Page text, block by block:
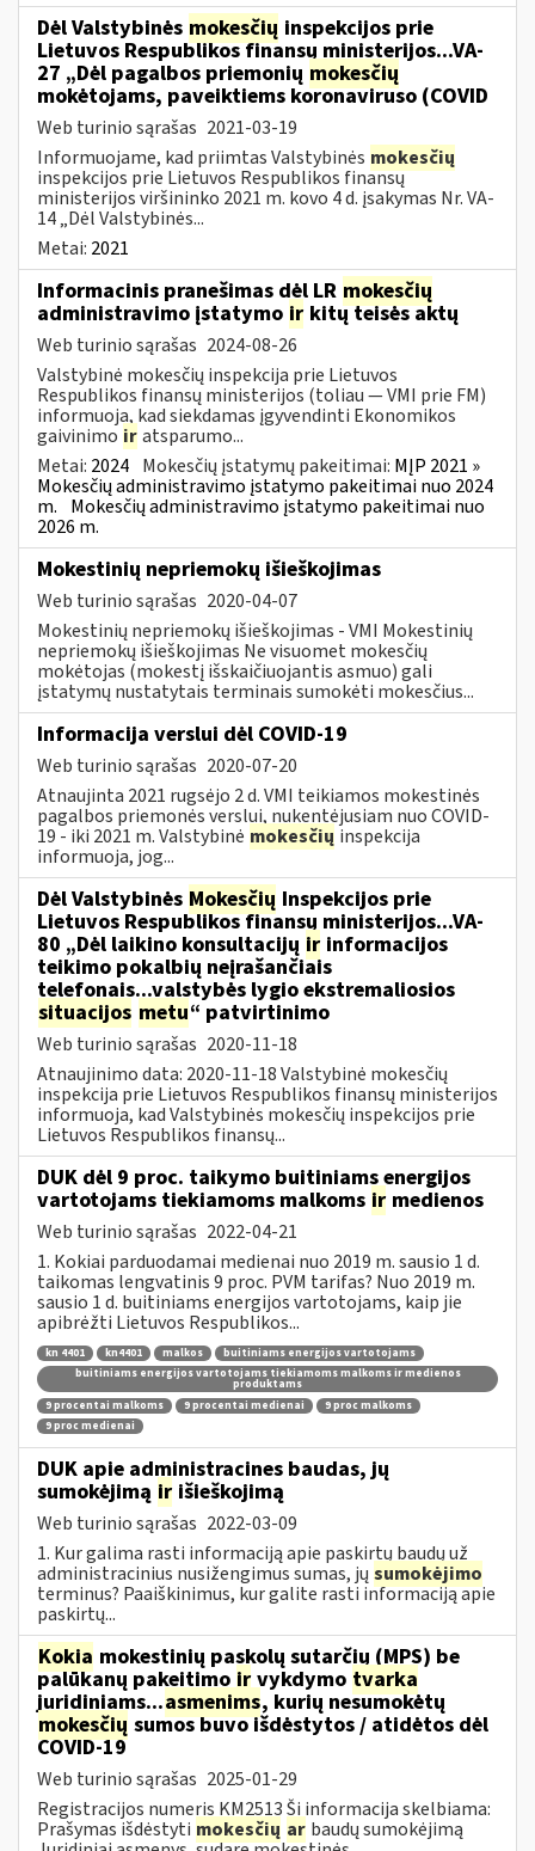
Dėl Valstybinės mokesčių inspekcijos prie
Lietuvos Respublikos finansų ministerijos...VA-
27 „Dėl pagalbos priemonių mokesčių
mokėtojams, paveiktiems koronaviruso (COVID
Web turinio sąrašas 2021-03-19
Informuojame, kad priimtas Valstybinės mokesčių
inspekcijos prie Lietuvos Respublikos finansų
ministerijos viršininko 2021 m. kovo 4 d. įsakymas Nr. VA-
14 „Dėl Valstybinės...
Metai: 2021
Informacinis pranešimas dėl LR mokesčių
administravimo įstatymo ir kitų teisės aktų
Web turinio sąrašas 2024-08-26
Valstybinė mokesčių inspekcija prie Lietuvos
Respublikos finansų ministerijos (toliau — VMI prie FM)
informuoja, kad siekdamas įgyvendinti Ekonomikos
gaivinimo iratsparumo...
Metai: 2024 Mokesčių įstatymų pakeitimai: MĮP 2021 »
Mokesčių administravimo įstatymo pakeitimai nuo 2024
m. Mokesčių administravimo įstatymo pakeitimai nuo
2026 m.
Mokestinių nepriemokų išieškojimas
Web turinio sąrašas 2020-04-07
Mokestinių nepriemokų išieškojimas - VMI Mokestinių
nepriemokų išieškojimas Ne visuomet mokesčių
mokėtojas (mokestį išskaičiuojantis asmuo) gali
įstatymų nustatytais terminais sumokėti mokesčius...
Informacija verslui dėl COVID-19
Web turinio sąrašas 2020-07-20
Atnaujinta 2021 rugsėjo 2 d. VMI teikiamos mokestinės
pagalbos priemonės verslui, nukentėjusiam nuo COVID-
19 - iki 2021 m. Valstybinė mokesčių inspekcija
informuoja, jog...
Dėl Valstybinės Mokesčių Inspekcijos prie
Lietuvos Respublikos finansų ministerijos...VA-
80 „Dėl laikino konsultacijų ir informacijos
teikimo pokalbių neįrašančiais
telefonais...valstybės lygio ekstremaliosios
situacijos metu“ patvirtinimo
Web turinio sąrašas 2020-11-18
Atnaujinimo data: 2020-11-18 Valstybinė mokesčių
inspekcija prie Lietuvos Respublikos finansų ministerijos
informuoja, kad Valstybinės mokesčių inspekcijos prie
Lietuvos Respublikos finansų...
DUK dėl 9 proc. taikymo buitiniams energijos
vartotojams tiekiamoms malkoms ir medienos
Web turinio sąrašas 2022-04-21
1. Kokiai parduodamai medienai nuo 2019 m. sausio 1 d.
taikomas lengvatinis 9 proc. PVM tarifas? Nuo 2019 m.
sausio 1 d. buitiniams energijos vartotojams, kaip jie
apibrėžti Lietuvos Respublikos...
kn 4401 kn4401 malkos
buitiniams energijos vartotojams
buitiniams energijos vartotojams tiekiamoms malkoms ir medienos
produktams
9 procentai malkoms
9 procentai medienai
9 proc malkoms
9 proc medienai
DUK apie administracines baudas, jų
sumokėjimą ir išieškojimą
Web turinio sąrašas 2022-03-09
1. Kur galima rasti informaciją apie paskirtų baudų už
administracinius nusižengimus sumas, jų sumokėjimo
terminus? Paaiškinimus, kur galite rasti informaciją apie
paskirtų...
Kokia mokestinių paskolų sutarčių (MPS) be
palūkanų pakeitimo ir vykdymo tvarka
juridiniams...asmenims, kurių nesumokėtų
mokesčių sumos buvo išdėstytos / atidėtos dėl
COVID-19
Web turinio sąrašas 2025-01-29
Registracijos numeris KM2513 Ši informacija skelbiama:
Prašymas išdėstyti mokesčių ar baudų sumokėjimą